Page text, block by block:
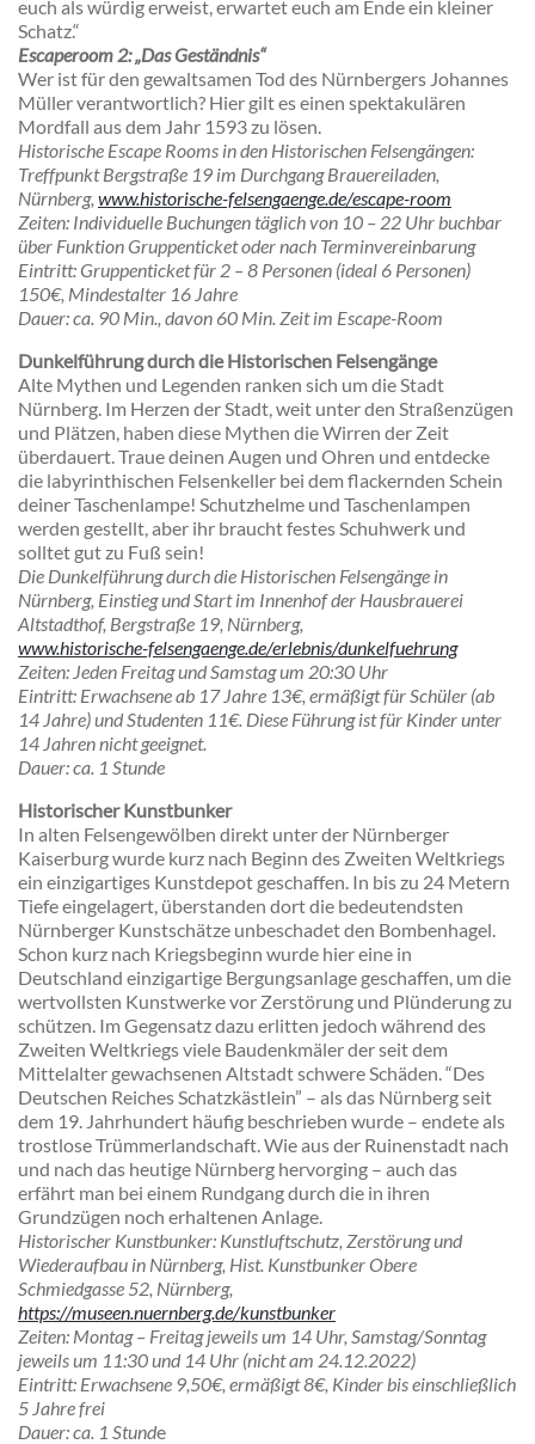
euch als würdig erweist, erwartet euch am Ende ein kleiner
Schatz.“
Escaperoom 2: „Das Geständnis“
Wer ist für den gewaltsamen Tod des Nürnbergers Johannes
Müller verantwortlich? Hier gilt es einen spektakulären
Mordfall aus dem Jahr 1593 zu lösen.
Historische Escape Rooms in den Historischen Felsengängen:
Treffpunkt Bergstraße 19 im Durchgang Brauereiladen,
Nürnberg, www.historische-felsengaenge.de/escape-room
Zeiten: Individuelle Buchungen täglich von 10 – 22 Uhr buchbar
über Funktion Gruppenticket oder nach Terminvereinbarung
Eintritt: Gruppenticket für 2 – 8 Personen (ideal 6 Personen)
150€, Mindestalter 16 Jahre
Dauer: ca. 90 Min., davon 60 Min. Zeit im Escape-Room
Dunkelführung durch die Historischen Felsengänge
Alte Mythen und Legenden ranken sich um die Stadt
Nürnberg. Im Herzen der Stadt, weit unter den Straßenzügen
und Plätzen, haben diese Mythen die Wirren der Zeit
überdauert. Traue deinen Augen und Ohren und entdecke
die labyrinthischen Felsenkeller bei dem flackernden Schein
deiner Taschenlampe! Schutzhelme und Taschenlampen
werden gestellt, aber ihr braucht festes Schuhwerk und
solltet gut zu Fuß sein!
Die Dunkelführung durch die Historischen Felsengänge in
Nürnberg, Einstieg und Start im Innenhof der Hausbrauerei
Altstadthof, Bergstraße 19, Nürnberg,
www.historische-felsengaenge.de/erlebnis/dunkelfuehrung
Zeiten: Jeden Freitag und Samstag um 20:30 Uhr
Eintritt: Erwachsene ab 17 Jahre 13€, ermäßigt für Schüler (ab
14 Jahre) und Studenten 11€. Diese Führung ist für Kinder unter
14 Jahren nicht geeignet.
Dauer: ca. 1 Stunde
Historischer Kunstbunker
In alten Felsengewölben direkt unter der Nürnberger
Kaiserburg wurde kurz nach Beginn des Zweiten Weltkriegs
ein einzigartiges Kunstdepot geschaffen. In bis zu 24 Metern
Tiefe eingelagert, überstanden dort die bedeutendsten
Nürnberger Kunstschätze unbeschadet den Bombenhagel.
Schon kurz nach Kriegsbeginn wurde hier eine in
Deutschland einzigartige Bergungsanlage geschaffen, um die
wertvollsten Kunstwerke vor Zerstörung und Plünderung zu
schützen. Im Gegensatz dazu erlitten jedoch während des
Zweiten Weltkriegs viele Baudenkmäler der seit dem
Mittelalter gewachsenen Altstadt schwere Schäden. “Des
Deutschen Reiches Schatzkästlein” – als das Nürnberg seit
dem 19. Jahrhundert häufig beschrieben wurde – endete als
trostlose Trümmerlandschaft. Wie aus der Ruinenstadt nach
und nach das heutige Nürnberg hervorging – auch das
erfährt man bei einem Rundgang durch die in ihren
Grundzügen noch erhaltenen Anlage.
Historischer Kunstbunker: Kunstluftschutz, Zerstörung und
Wiederaufbau in Nürnberg, Hist. Kunstbunker Obere
Schmiedgasse 52, Nürnberg,
https://museen.nuernberg.de/kunstbunker
Zeiten: Montag – Freitag jeweils um 14 Uhr, Samstag/Sonntag
jeweils um 11:30 und 14 Uhr (nicht am 24.12.2022)
Eintritt: Erwachsene 9,50€, ermäßigt 8€, Kinder bis einschließlich
5 Jahre frei
Dauer: ca. 1 Stunde